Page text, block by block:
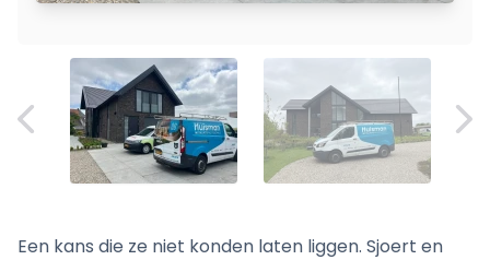
Een kans die ze niet konden laten liggen. Sjoert en